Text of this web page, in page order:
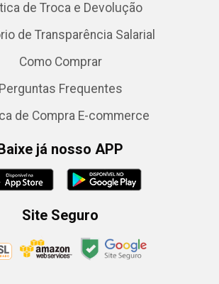
de Troca e Devolução
de Transparência Salarial
Como Comprar
Perguntas Frequentes
de Compra E-commerce
já nosso APP
Site Seguro